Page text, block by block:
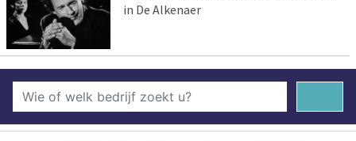
in De Alkenaer